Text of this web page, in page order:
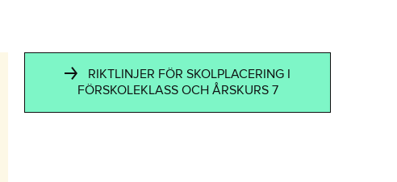
RIKTLINJER FÖR SKOLPLACERING I
FÖRSKOLEKLASS OCH ÅRSKURS 7